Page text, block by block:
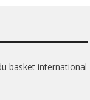
basket international